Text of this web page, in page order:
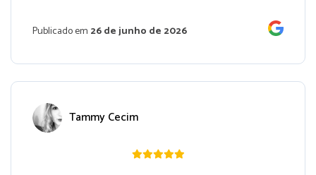
Publicado em 26 de junho de 2026
Tammy Cecim